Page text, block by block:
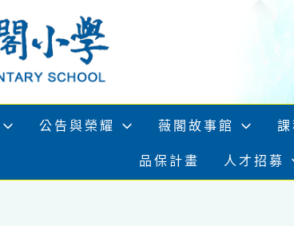
公告與榮耀 薇閣故事館
品保計畫 人才招募